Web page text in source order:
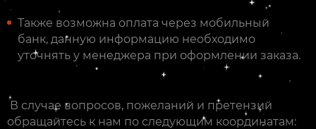
Также возможна оплата через мобильный
банк, данную информацию необходимо
уточнять у менеджера при оформлении заказа.
В случае вопросов, пожеланий и претензий
обращайтесь к нам по следующим координатам: